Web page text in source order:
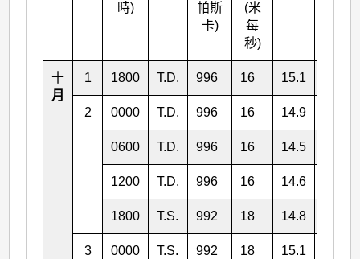
時)
帕斯
卡)
(米
每
秒)
十
月
1 1800 T.D. 996 16 15.1
2 0000 T.D. 996 16 14.9
0600 T.D. 996 16 14.5
1200 T.D. 996 16 14.6
1800 T.S. 992 18 14.8
3 0000 T.S. 992 18 15.1